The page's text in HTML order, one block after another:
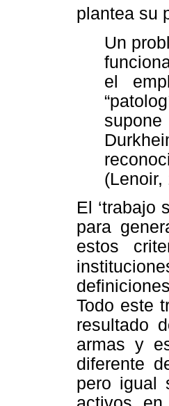
plantea su
Un
el
(Lenoir,
El ‘trabajo
para
estos
Todo este
resultado
armas y
diferente
pero igual